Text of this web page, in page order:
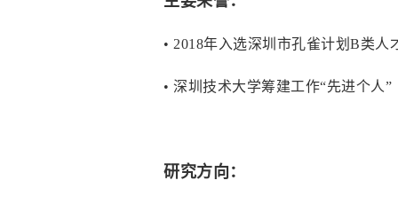
• 2018年入选深圳市孔雀计划B类人
• 深圳技术大学筹建工作“先进个人”
研究方向：